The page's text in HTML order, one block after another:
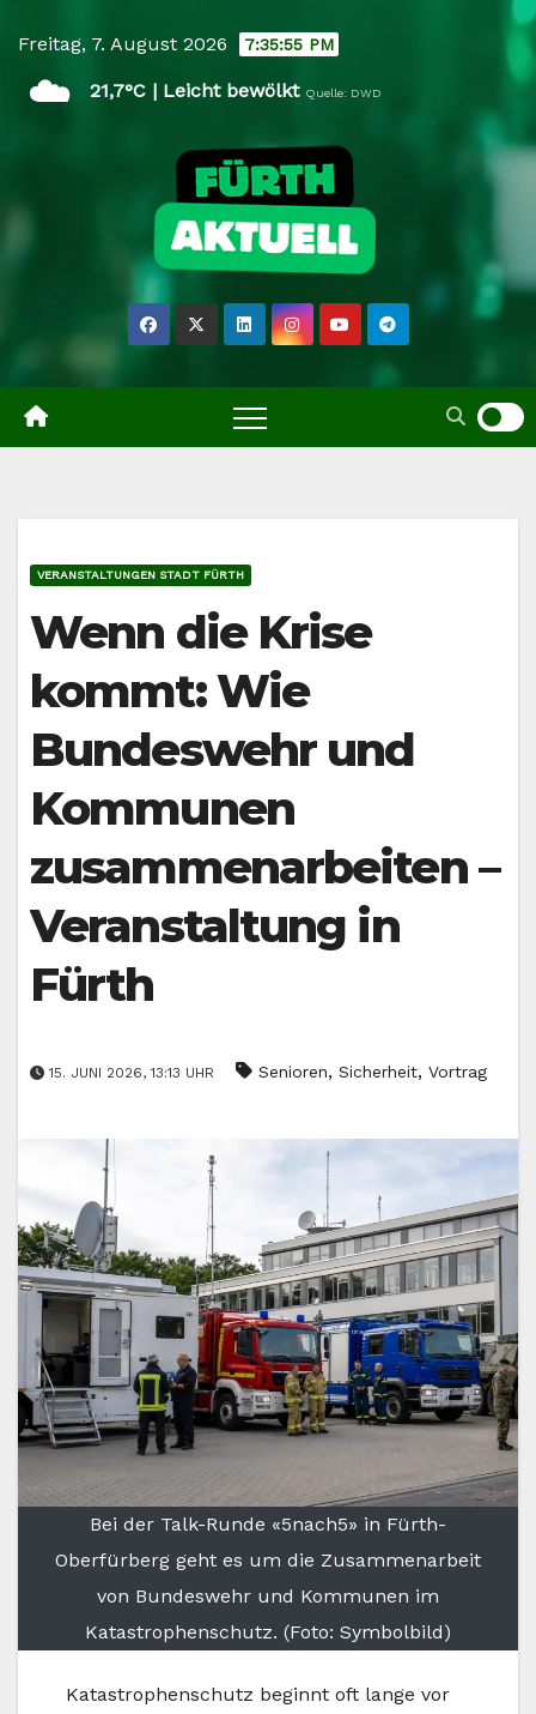
content
Freitag, 7. August 2026 7:35:56 PM
☁️ 21,7°C | Leicht bewölkt Quelle: DWD
VERANSTALTUNGEN STADT FÜRTH
Wenn die Krise
kommt: Wie
Bundeswehr und
Kommunen
zusammenarbeiten –
Veranstaltung in
Fürth
15. JUNI 2026, 13:13 UHR Senioren, Sicherheit, Vortrag
Bei der Talk-Runde «5nach5» in Fürth-
Oberfürberg geht es um die Zusammenarbeit
von Bundeswehr und Kommunen im
Katastrophenschutz. (Foto: Symbolbild)
Katastrophenschutz beginnt oft lange vor